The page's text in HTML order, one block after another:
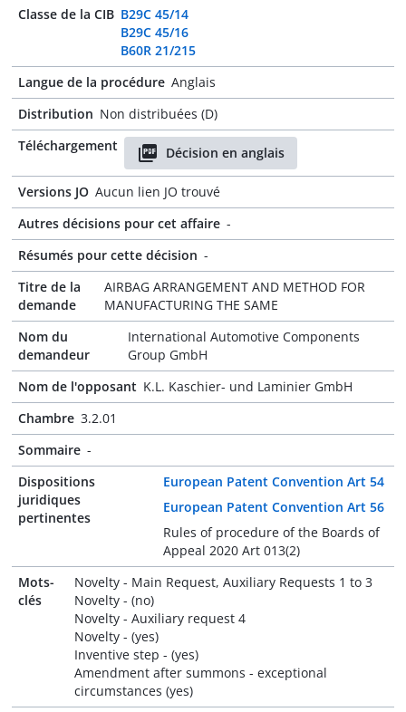
Classe de la CIB B29C 45/14
B29C 45/16
B60R 21/215
Langue de la procédure Anglais
Distribution Non distribuées (D)
Téléchargement
Décision en anglais
Versions JO Aucun lien JO trouvé
Autres décisions pour cet affaire -
Résumés pour cette décision -
Titre de la
demande
AIRBAG ARRANGEMENT AND METHOD FOR
MANUFACTURING THE SAME
Nom du
demandeur
International Automotive Components
Group GmbH
Nom de l'opposant K.L. Kaschier- und Laminier GmbH
Chambre 3.2.01
Sommaire -
Dispositions
juridiques
pertinentes
European Patent Convention Art 54
European Patent Convention Art 56
Rules of procedure of the Boards of
Appeal 2020 Art 013(2)
Mots-
clés
Novelty - Main Request, Auxiliary Requests 1 to 3
Novelty - (no)
Novelty - Auxiliary request 4
Novelty - (yes)
Inventive step - (yes)
Amendment after summons - exceptional
circumstances (yes)